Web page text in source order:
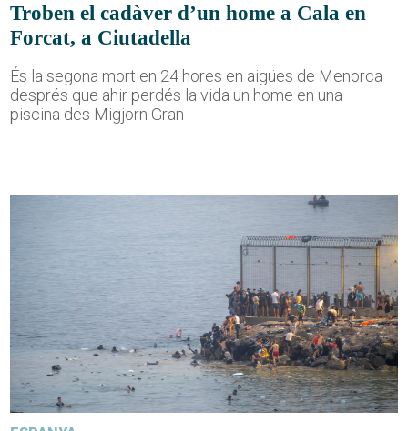
Troben el cadàver d’un home a Cala en
Forcat, a Ciutadella
És la segona mort en 24 hores en aigües de Menorca
després que ahir perdés la vida un home en una
piscina des Migjorn Gran